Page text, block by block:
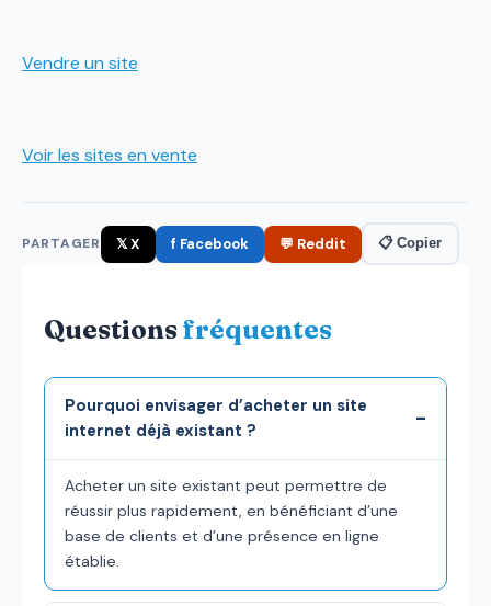
Vendre un site
Voir les sites en vente
PARTAGER 𝕏 X f Facebook 💬 Reddit 📋 Copier
Questionsfréquentes
Pourquoi envisager d’acheter un site
internet déjà existant ?
Acheter un site existant peut permettre de
réussir plus rapidement, en bénéficiant d’une
base de clients et d’une présence en ligne
établie.